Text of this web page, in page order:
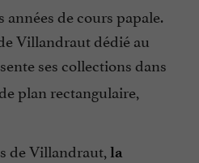
de cours papale.
Villandraut dédié au
ses collections dans
plan rectangulaire,
de Villandraut, la